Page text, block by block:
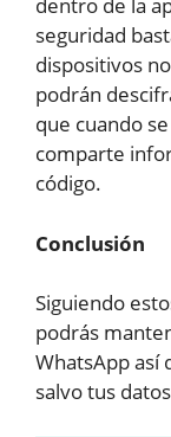
seguridad
dispositivos
podrán
que cuando
comparte
código.
Conclusión
Siguiendo
podrás
WhatsApp así
salvo tus